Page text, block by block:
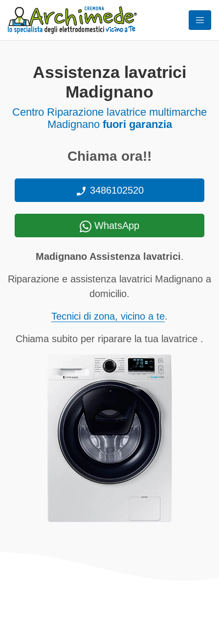
Assistenza lavatrici
Madignano
Centro Riparazione lavatrice multimarche
Madignano fuori garanzia
Chiama ora!!
3486102520
WhatsApp
Madignano Assistenza lavatrici.
Riparazione e assistenza lavatrici Madignano a
domicilio.
Tecnici di zona, vicino a te.
Chiama subito per riparare la tua lavatrice .